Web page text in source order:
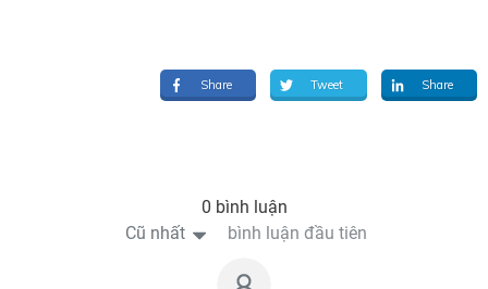
Share Tweet Share
0 bình luận
Cũ nhất
bình luận đầu tiên